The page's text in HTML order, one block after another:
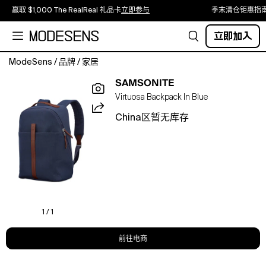
赢取 $1,000 The RealReal 礼品卡立即参与 季末清仓钜惠指
立即加入
ModeSens / 品牌 / 家居
Backpack.Color:Navy.Material:Shell:
polyester/cotton/PVC;
polyester.Luggage.
1 / 1
SAMSONITE
Virtuosa Backpack In Blue
China区暂无库存
前往电商